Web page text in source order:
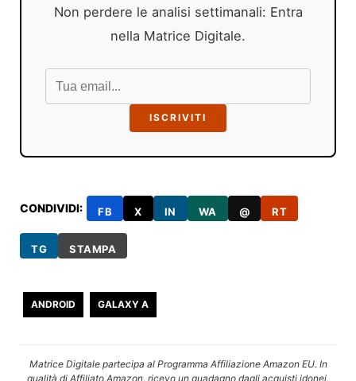
Non perdere le analisi settimanali: Entra
nella Matrice Digitale.
ISCRIVITI
CONDIVIDI: FB X IN WA @ RT
TG STAMPA
ANDROID GALAXY A
Matrice Digitale partecipa al Programma Affiliazione Amazon EU. In
qualità di Affiliato Amazon, ricevo un guadagno dagli acquisti idonei.